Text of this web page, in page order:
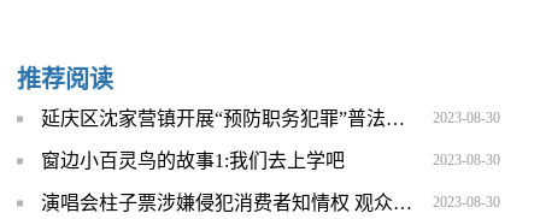
推荐阅读
延庆区沈家营镇开展“预防职务犯罪”普法讲座 2023-08-30
窗边小百灵鸟的故事1:我们去上学吧 2023-08-30
演唱会柱子票涉嫌侵犯消费者知情权 观众可以要求退票或补偿 2023-08-30